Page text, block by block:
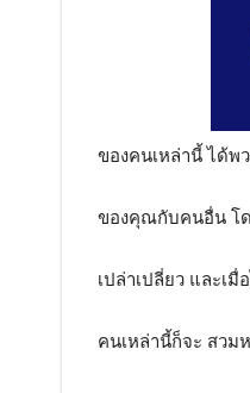
ของคนเหล่านี้ ได้พ
ของคุณกับคนอื่น โ
เปล่าเปลี่ยว และเ
คนเหล่านี้ก็จะ สว